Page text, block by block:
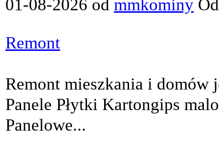
01-08-2026 od mmkominy
Remont
Remont mieszkania i
Panele Płytki Kartongips
Panelowe...